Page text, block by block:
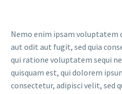
Nemo enim ipsam voluptatem
aut odit aut fugit, sed quia
qui ratione voluptatem sequi
quisquam est, qui dolorem
consectetur, adipisci velit, sed